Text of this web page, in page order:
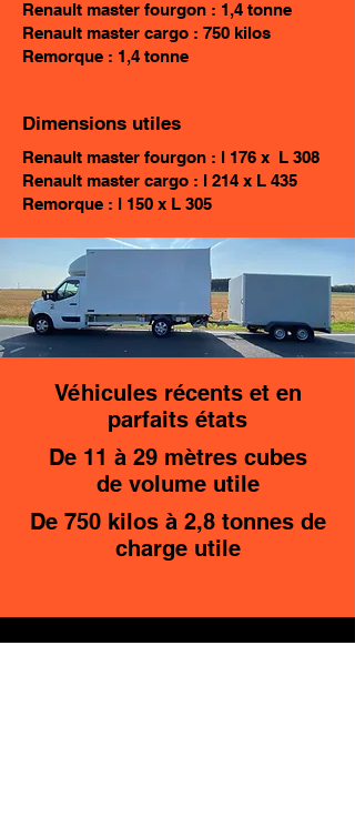
Renault master fourgon : 1,4 tonne
Renault master cargo : 750 kilos
Remorque : 1,4 tonne
Dimensions utiles
Renault master fourgon : l 176 x L 308
Renault master cargo : l 214 x L 435
Remorque : l 150 x L 305
Véhicules récents et en
parfaits états
De 11 à 29 mètres cubes
de volume utile
De 750 kilos à 2,8 tonnes de
charge utile